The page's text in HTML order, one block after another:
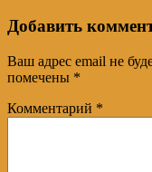
Добавить
Ваш адрес email не
помечены *
Комментарий *